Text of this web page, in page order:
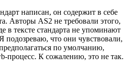
написан, он содержит в себе
Авторы AS2 не требовали этого,
в тексте стандарта не упоминают
подозреваю, что они чувствовали,
по умолчанию,
процесс. К сожалению, это не так.